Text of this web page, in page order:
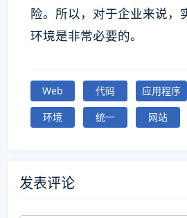
险。所以，对于企业来说，
环境是非常必要的。
Web 代码 应用程序
环境
统一 网站
发表评论